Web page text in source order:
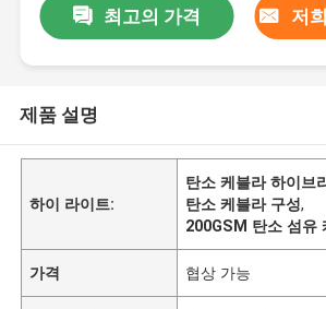
최고의 가격 저
제품 설명
하이 라이트:
탄소 케블라 하이브
탄소 케블라 구성,
200GSM 탄소 섬유
가격 협상 가능